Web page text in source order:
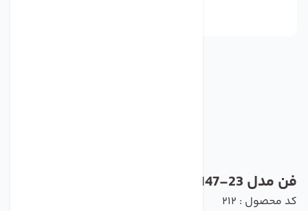
فن مدل D2E133-AM47-23 برند ebmpapst
کد محصول : 212